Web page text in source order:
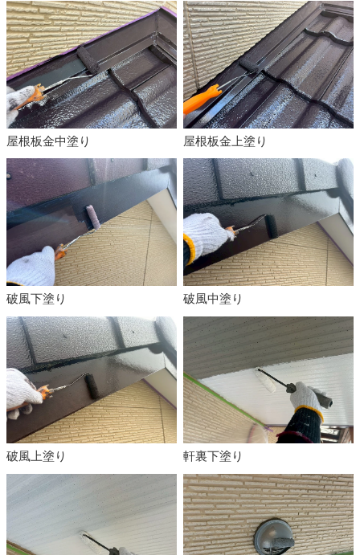
屋根板金中塗り 屋根板金上塗り
破風下塗り 破風中塗り
破風上塗り 軒裏下塗り